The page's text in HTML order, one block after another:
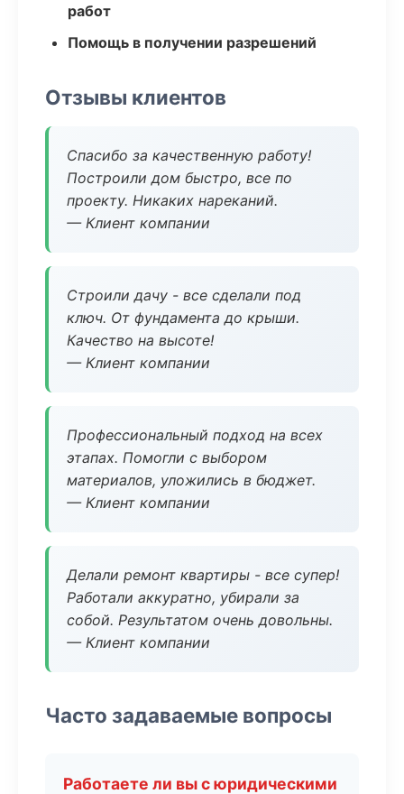
работ
Помощь в получении разрешений
Отзывы клиентов
Спасибо за качественную работу!
Построили дом быстро, все по
проекту. Никаких нареканий.
— Клиент компании
Строили дачу - все сделали под
ключ. От фундамента до крыши.
Качество на высоте!
— Клиент компании
Профессиональный подход на всех
этапах. Помогли с выбором
материалов, уложились в бюджет.
— Клиент компании
Делали ремонт квартиры - все супер!
Работали аккуратно, убирали за
собой. Результатом очень довольны.
— Клиент компании
Часто задаваемые вопросы
Работаете ли вы с юридическими